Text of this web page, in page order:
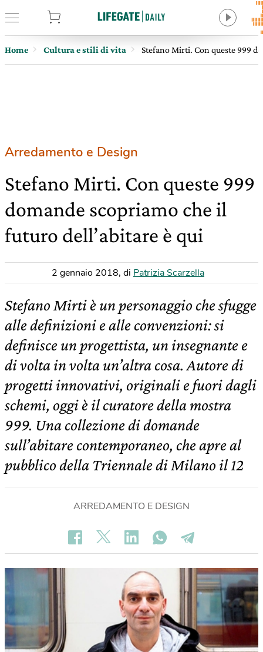
Home Cultura e stili di vita Stefano Mirti. Con queste 999
Arredamento e Design
Stefano Mirti. Con queste 999
domande scopriamo che il
futuro dell’abitare è qui
2 gennaio 2018, di Patrizia Scarzella
Stefano Mirti è un personaggio che sfugge
alle definizioni e alle convenzioni: si
definisce un progettista, un insegnante e
di volta in volta un’altra cosa. Autore di
progetti innovativi, originali e fuori dagli
schemi, oggi è il curatore della mostra
999. Una collezione di domande
sull’abitare contemporaneo, che apre al
pubblico della Triennale di Milano il 12
ARREDAMENTO E DESIGN